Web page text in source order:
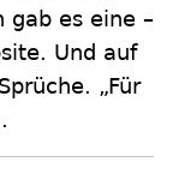
gab es eine –
Und auf
„Für